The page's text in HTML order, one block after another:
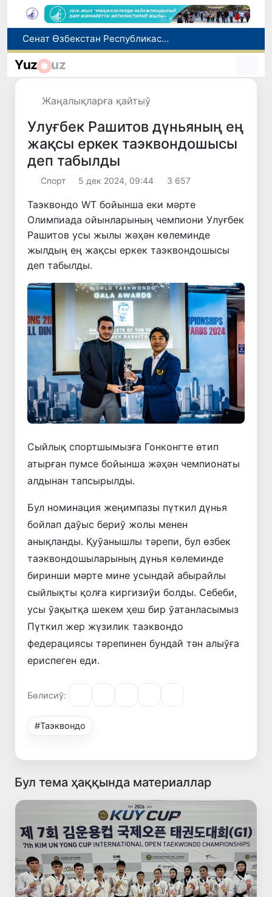
Өзбекстан жас аўыр атлетикашылары Азия чемпионатында биринши медальды қолға киргизди
8-август күни ушын ҳаўа райы мағлыўматы
Yuz uz
Жаңалықларға қайтыў
Улуғбек Рашитов дүньяның ең
жақсы еркек таэквондошысы
деп табылды
Спорт 5 дек 2024, 09:44 3 657
Таэквондо WТ бойынша еки мәрте
Олимпиада ойынларының чемпиони Улуғбек
Рашитов усы жылы жәҳән көлеминде
жылдың ең жақсы еркек таэквондошысы
деп табылды.
Сыйлық спортшымызға Гонконгте өтип
атырған пумсе бойынша жәҳән чемпионаты
алдынан тапсырылды.
Бул номинация жеңимпазы пүткил дүнья
бойлап даўыс бериў жолы менен
анықланды. Қуўанышлы тәрепи, бул өзбек
таэквондошыларының дүнья көлеминде
биринши мәрте мине усындай абырайлы
сыйлықты қолға киргизиўи болды. Себеби,
усы ўақытқа шекем ҳеш бир ўатанласымыз
Пүткил жер жүзилик таэквондо
федерациясы тәрепинен бундай тән алыўға
ериспеген еди.
Бөлисиў:
#Таэквондо
Бул тема ҳаққында материаллар